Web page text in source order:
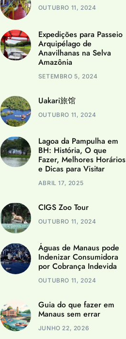
OUTUBRO 11, 2024
Expedições para Passeio
Arquipélago de
Anavilhanas na Selva
Amazônia
SETEMBRO 5, 2024
Uakari旅馆
OUTUBRO 11, 2024
Lagoa da Pampulha em
BH: História, O que
Fazer, Melhores Horários
e Dicas para Visitar
ABRIL 17, 2025
CIGS Zoo Tour
OUTUBRO 11, 2024
Águas de Manaus pode
Indenizar Consumidora
por Cobrança Indevida
OUTUBRO 11, 2024
Guia do que fazer em
Manaus sem errar
JUNHO 22, 2026